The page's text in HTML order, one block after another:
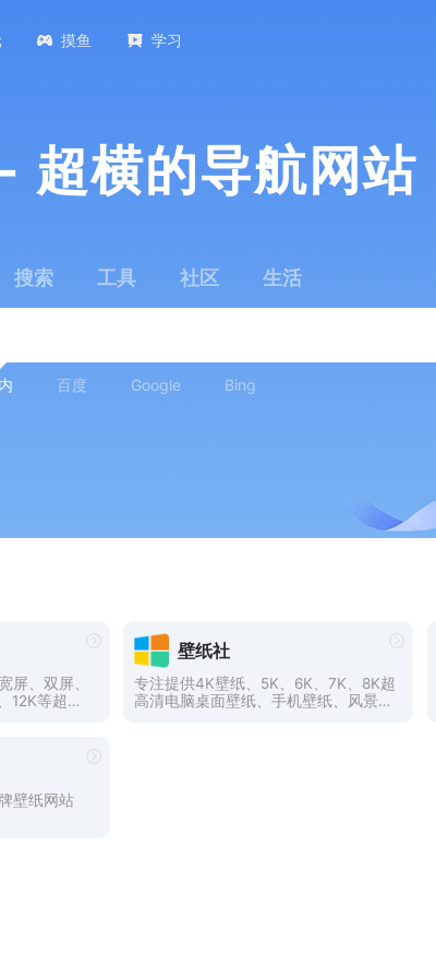
摸鱼 学习
超横的导航网站
搜索 工具 社区 生活
百度 Google Bing
屏、双屏、
12K等超清
壁纸社
专注提供4K壁纸、5K、6K、7K、8K超
高清电脑桌面壁纸、手机壁纸、风景壁
壁纸网站